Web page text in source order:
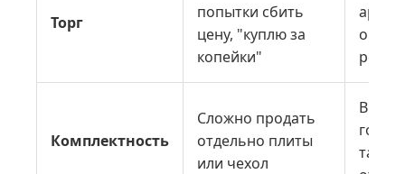
Торг
попытки сбить
цену, "куплю за
копейки"
Комплектность
Сложно продать
отдельно плиты
или чехол
так и